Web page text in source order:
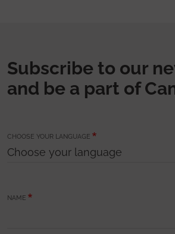
Subscribe to our
and be a part of
CHOOSE YOUR LANGUAGE
NAME